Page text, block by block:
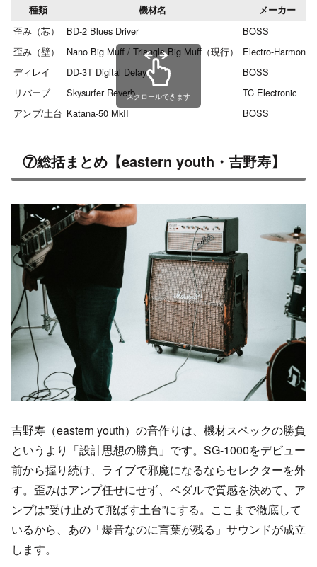
種類 機材名 メーカー
歪み（芯） BD-2 Blues Driver BOSS
歪み（壁）
Nano Big Muff / Triangle Big Muff（現行） Electro-Harmonix
ディレイ
DD-3T Digital Delay BOSS
リバーブ
Skysurfer Reverb TC Electronic
アンプ/土台 Katana-50 MkII BOSS
スクロールできます
⑦総括まとめ【eastern youth・吉野寿】
吉野寿（eastern youth）の音作りは、機材スペックの勝負
というより「設計思想の勝負」です。SG-1000をデビュー
前から握り続け、ライブで邪魔になるならセレクターを外
す。歪みはアンプ任せにせず、ペダルで質感を決めて、ア
ンプは”受け止めて飛ばす土台”にする。ここまで徹底して
いるから、あの「爆音なのに言葉が残る」サウンドが成立
します。